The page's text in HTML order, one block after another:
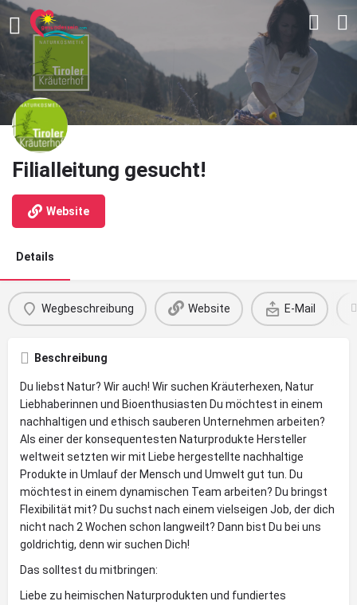
Filialleitung gesucht!
Website
Details
Wegbeschreibung Website E-Mail
Beschreibung
Du liebst Natur? Wir auch! Wir suchen Kräuterhexen, Natur
Liebhaberinnen und Bioenthusiasten Du möchtest in einem
nachhaltigen und ethisch sauberen Unternehmen arbeiten?
Als einer der konsequentesten Naturprodukte Hersteller
weltweit setzten wir mit Liebe hergestellte nachhaltige
Produkte in Umlauf der Mensch und Umwelt gut tun. Du
möchtest in einem dynamischen Team arbeiten? Du bringst
Flexibilität mit? Du suchst nach einem vielseigen Job, der dich
nicht nach 2 Wochen schon langweilt? Dann bist Du bei uns
goldrichtig, denn wir suchen Dich!
Das solltest du mitbringen:
Liebe zu heimischen Naturprodukten und fundiertes